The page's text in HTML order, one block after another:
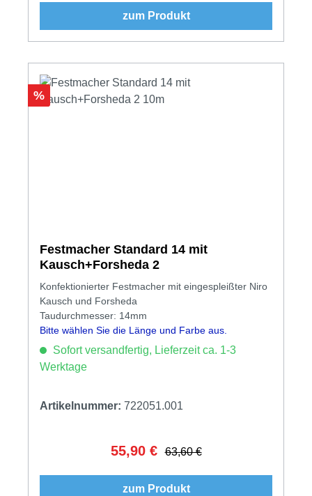
zum Produkt
Rabatt
%
Festmacher Standard 14 mit
Kausch+Forsheda 2
Konfektionierter Festmacher mit eingespleißter Niro
Kausch und Forsheda
Taudurchmesser: 14mm
Bitte wählen Sie die Länge und Farbe aus.
Sofort versandfertig, Lieferzeit ca. 1-3
Werktage
Artikelnummer: 722051.001
Verkaufspreis:
55,90 € Regulärer Preis:
63,60 €
zum Produkt